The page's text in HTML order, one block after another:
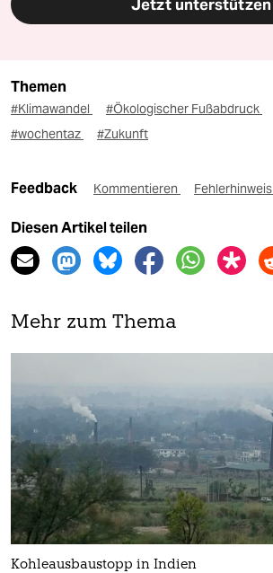
Jetzt unterstützen
Themen
#Klimawandel #Ökologischer Fußabdruck
#wochentaz
#Zukunft
Feedback Kommentieren Fehlerhinweis
Diesen Artikel teilen
Mehr zum Thema
Kohleausbaustopp in Indien